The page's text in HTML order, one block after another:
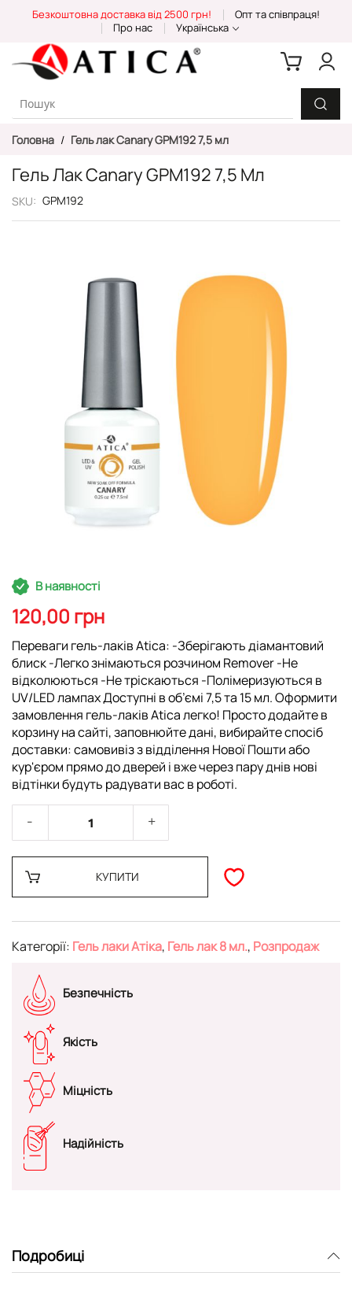
Content
Безкоштовна доставка від 2500 грн!
Опт та співпраця!
Про нас
Українська
Головна Гель лак Canary GPM192 7,5 мл
Гель Лак Canary GPM192 7,5 Мл
SKU GPM192
Перейти
до
початку
галереї
зображень
В наявності
120,00 грн
Переваги гель-лаків Atica: -Зберігають діамантовий
блиск -Легко знімаються розчином Remover -Не
відколюються -Не тріскаються -Полімеризуються в
UV/LED лампах Доступні в об’ємі 7,5 та 15 мл. Оформити
замовлення гель-лаків Atica легко! Просто додайте в
корзину на сайті, заповнюйте дані, вибирайте спосіб
доставки: самовивіз з відділення Нової Пошти або
кур'єром прямо до дверей і вже через пару днів нові
відтінки будуть радувати вас в роботі.
КУПИТИ
Категорії: Гель лаки Атіка, Гель лак 8 мл., Розпродаж
Безпечність
Якість
Міцність
Надійність
Подробиці